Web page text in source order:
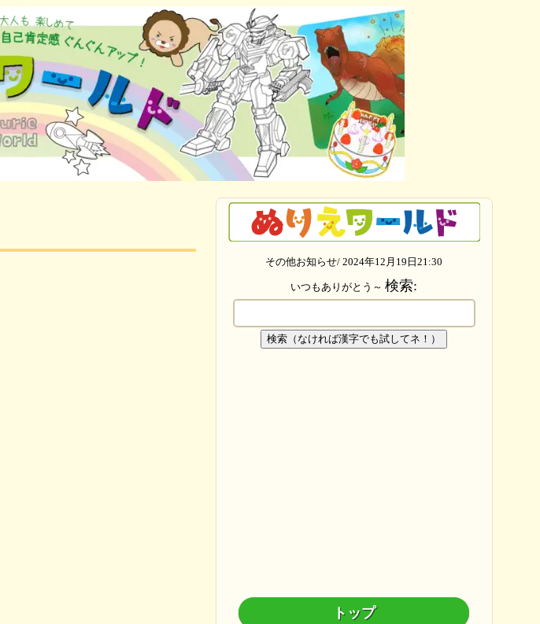
その他お知らせ/ 2024年12月19日21:30
いつもありがとう～検索:
検索（なければ漢字でも試してネ！）
トップ